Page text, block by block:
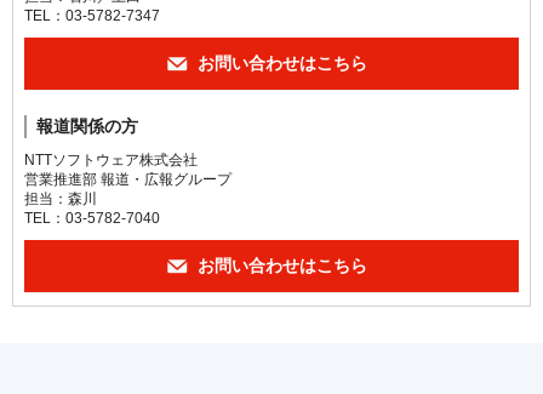
TEL：03-5782-7347
お問い合わせはこちら
報道関係の方
NTTソフトウェア株式会社
営業推進部 報道・広報グループ
担当：森川
TEL：03-5782-7040
お問い合わせはこちら